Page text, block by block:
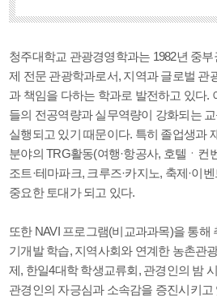
청주대학교 관광경영학과는 1982년 중
제 전문 관광학과로서, 지역과 글로벌 관
과 책임을 다하는 학과로 발전하고 있다.
들의 전공역량과 실무역량이 강화되는
실행되고 있기 때문이다. 특히 졸업생과
분야의 TRG활동(여행·항공사, 호텔ㆍ컨
조트·테마파크, 크루즈·카지노, 축제·이
중요한 토대가 되고 있다.
또한 NAVI 프로그램(비교과과목)을 통해
기개발 학습, 지역사회와 연계한 농촌관
제, 한일4대학 학생교류회, 관경인의 밤
관경인의 자긍심과 소속감을 증진시키